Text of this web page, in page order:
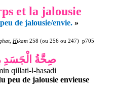
et la jalousie
de jalousie/envie. »
, Hikam 258 (ou 256 ou 247) p705
صِحَّةُ الْجَسَدِ
qillati-l-hasadi
peu de jalousie envieuse